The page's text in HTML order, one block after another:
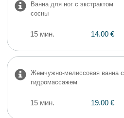
Ванна для ног с экстрактом
сосны
15 мин. 14.00 €
Жемчужно-мелиссовая ванна с
гидромассажем
15 мин. 19.00 €